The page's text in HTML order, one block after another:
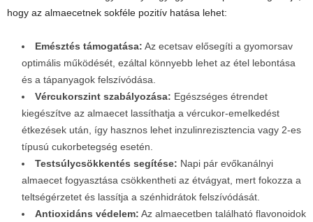
hogy az almaecetnek sokféle pozitív hatása lehet:
Emésztés támogatása: Az ecetsav elősegíti a gyomorsav
optimális működését, ezáltal könnyebb lehet az étel lebontása
és a tápanyagok felszívódása.
Vércukorszint szabályozása: Egészséges étrendet
kiegészítve az almaecet lassíthatja a vércukor-emelkedést
étkezések után, így hasznos lehet inzulinrezisztencia vagy 2-es
típusú cukorbetegség esetén.
Testsúlycsökkentés segítése: Napi pár evőkanálnyi
almaecet fogyasztása csökkentheti az étvágyat, mert fokozza a
teltségérzetet és lassítja a szénhidrátok felszívódását.
Antioxidáns védelem: Az almaecetben található flavonoidok